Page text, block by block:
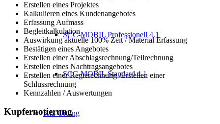
SCC-MOBIL Professionell 4.1
SCC-MOBIL Standard 4.1
Kfz-Ortung
Erstellen eines Projektes
Kalkulieren eines Kundenangebotes
Erfassung Aufmass
Begleitkalkulation
Auswirkung aktuelle 100% Zeit / Material Erfassung
Bestätigen eines Angebotes
Erstellen einer Abschlagsrechnung/Teilrechnung
Erstellen eines Nachtragsangebotes
Erstellen einer Regierechnung /Erstellen einer
Schlussrechnung
Kennzahlen / Auswertungen
Kupfernotierung